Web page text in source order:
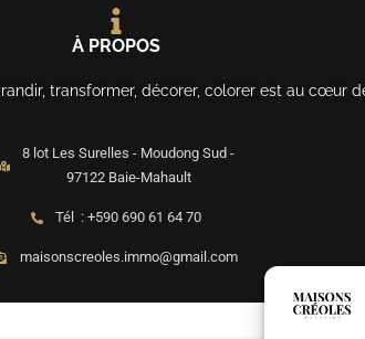
À PROPOS
transformer, décorer, colorer est au cœur
8 lot Les Surelles - Moudong Sud -
97122 Baie-Mahault
Tél : +590 690 61 64 70
maisonscreoles.immo@gmail.com